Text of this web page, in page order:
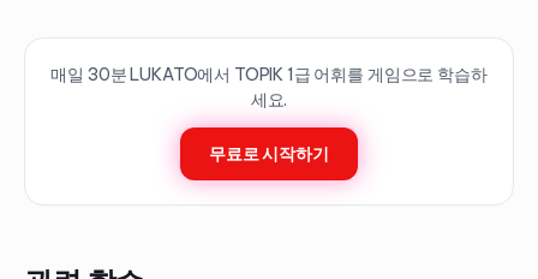
매일 30분 LUKATO에서 TOPIK 1급 어휘를 게임으로 학습하
세요.
무료로 시작하기